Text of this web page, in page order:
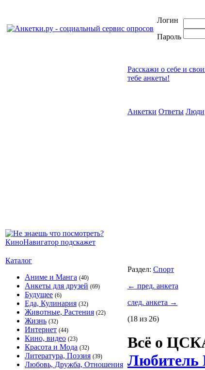
Логин
Пароль
Каталог
Аниме и Манга (40)
Анкеты для друзей (69)
Будущее (6)
Еда, Кулинария (32)
Животные, Растения (22)
Жизнь (32)
Интернет (44)
Кино, видео (23)
Красота и Мода (32)
Литература, Поэзия (39)
Любовь, Дружба, Отношения
Расскажи о себе и
тебе анкеты!
Анкетки Ответы Люди
Раздел: Спорт
← пред. анкета
след. анкета →
(18 из 26)
Всё о
Любитель